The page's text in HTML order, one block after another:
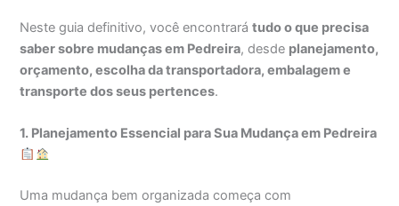
Neste guia definitivo, você encontrarátudo o que precisa
saber sobre mudanças em Pedreira, desde planejamento,
orçamento, escolha da transportadora, embalagem e
transporte dos seus pertences.
1. Planejamento Essencial para Sua Mudança em Pedreira
Uma mudança bem organizada começa com